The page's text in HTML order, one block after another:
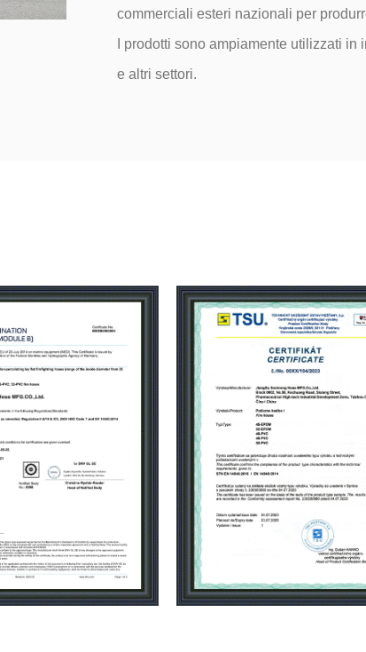
commerciali esteri nazionali per
I prodotti sono ampiamente utilizzati
e altri settori.